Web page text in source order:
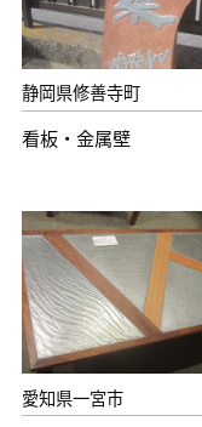
静岡県修善寺町
看板・金属壁
愛知県一宮市